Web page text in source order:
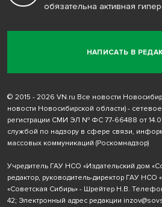
НАПИСАТЬ В
обязательна активная
© 2015 - 2026 VN.ru Все новости
новости Новосибирской области) -
регистрации СМИ ЭЛ № ФС 77-66488 от
службой по надзору в сфере связи,
массовых коммуникаций (Роскомнадзор)
Учредитель ГАУ НСО «Издательский дом
редактор, руководитель-директор ГАУ НСО
«Советская Сибирь» - Шрейтер Н.В.
42; Электронный адрес редакции